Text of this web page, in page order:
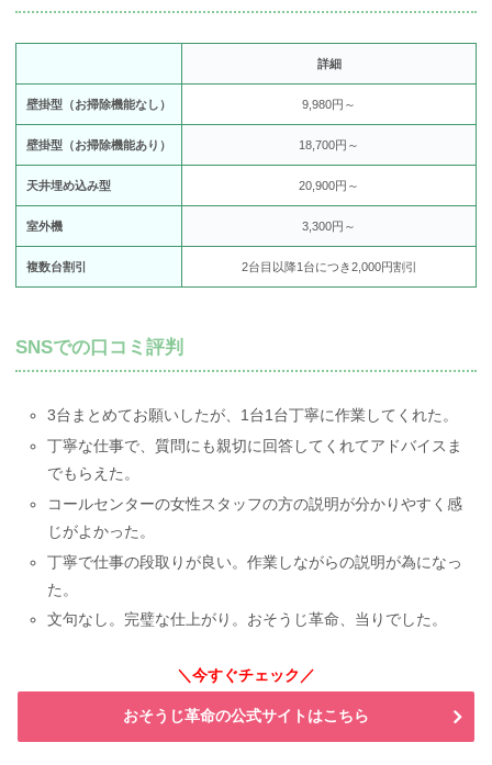
詳細
壁掛型（お掃除機能なし） 9,980円～
壁掛型（お掃除機能あり） 18,700円～
天井埋め込み型 20,900円～
室外機 3,300円～
複数台割引 2台目以降1台につき2,000円割引
SNSでの口コミ評判
3台まとめてお願いしたが、1台1台丁寧に作業してくれた。
丁寧な仕事で、質問にも親切に回答してくれてアドバイスま
でもらえた。
コールセンターの女性スタッフの方の説明が分かりやすく感
じがよかった。
丁寧で仕事の段取りが良い。作業しながらの説明が為になっ
た。
文句なし。完璧な仕上がり。おそうじ革命、当りでした。
＼今すぐチェック／
おそうじ革命の公式サイトはこちら